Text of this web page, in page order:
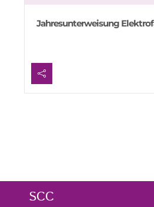
Jahresunterweisung
SCC